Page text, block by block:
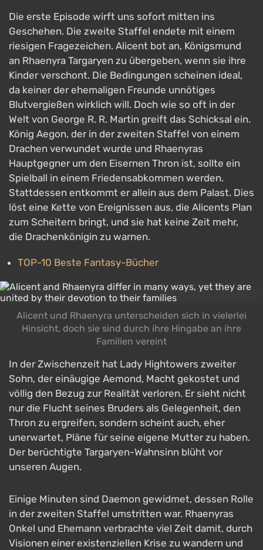
Die erste Episode wirft uns sofort mitten ins
Geschehen. Die zweite Staffel endete mit einem
riesigen Fragezeichen. Alicent bot an, Königsmund
an Rhaenyra Targaryen zu übergeben, wenn sie ihre
Kinder verschont. Die Bedingungen scheinen ideal,
da keiner der ehemaligen Freunde unnötiges
Blutvergießen wirklich will. Doch wie so oft in der
Welt von George R. R. Martin greift das Schicksal ein.
König Aegon, der in der zweiten Staffel von einem
Drachen verwundet wurde und Rhaenyras
Hauptgegner um den Eisernen Thron ist, sollte ein
Spielball in einem Friedensabkommen werden.
Stattdessen entkommt er allein aus dem Palast. Dies
löst eine Kette von Ereignissen aus, die Alicents Plan
zum Scheitern bringt, und sie hat keine Zeit mehr,
die Drachenkönigin zu warnen.
TOP-10 Beste Fantasy-Bücher
Alicent und Rhaenyra unterscheiden sich in vielerlei
Hinsicht, doch sie sind durch ihre Hingabe an ihre
Familien vereint
In der Zwischenzeit hat Lady Hightowers zweiter
Sohn, der einäugige Aemond, Macht gekostet und
völlig den Bezug zur Realität verloren. Er sieht nicht
nur die Flucht seines Bruders als Gelegenheit, den
Thron zu ergreifen, sondern scheint auch, eher
unerwartet, Pläne für seine eigene Mutter zu haben.
Der berüchtigte Targaryen-Wahnsinn blüht vor
unseren Augen.
Einige Minuten sind Daemon gewidmet, dessen Rolle
in der zweiten Staffel umstritten war. Rhaenyras
Onkel und Ehemann verbrachte viel Zeit damit, durch
Visionen einer existenziellen Krise zu wandern und